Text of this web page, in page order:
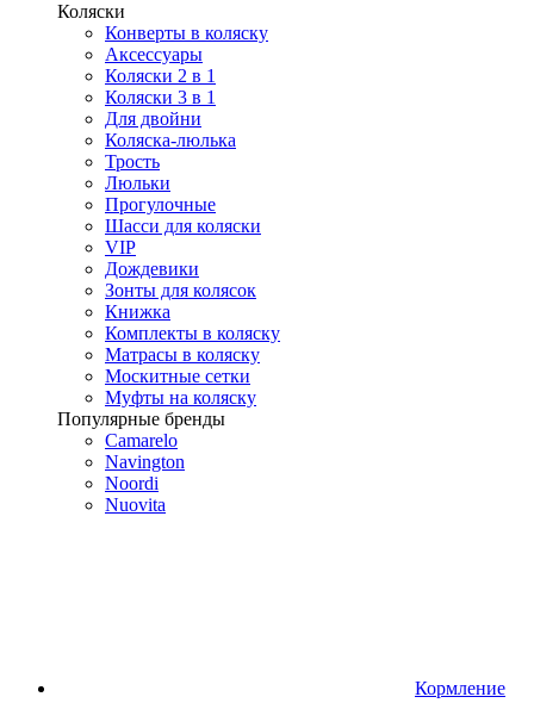
Коляски
Конверты в коляску
Аксессуары
Коляски 2 в 1
Коляски 3 в 1
Для двойни
Коляска-люлька
Трость
Люльки
Прогулочные
Шасси для коляски
VIP
Дождевики
Зонты для колясок
Книжка
Комплекты в коляску
Матрасы в коляску
Москитные сетки
Муфты на коляску
Популярные бренды
Camarelo
Navington
Noordi
Nuovita
Кормление